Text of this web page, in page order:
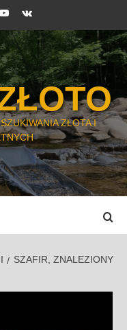
Youtube
VK
ZŁOTA I
SZAFIR, ZNALEZIONY